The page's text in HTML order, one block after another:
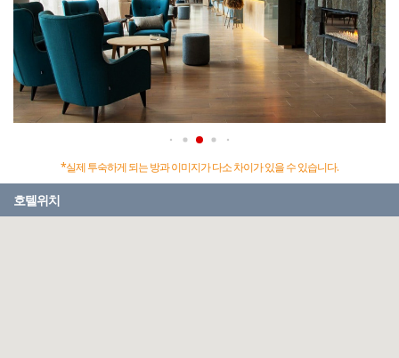
*실제 투숙하게 되는 방과 이미지가 다소 차이가 있을 수 있습니다.
호텔위치